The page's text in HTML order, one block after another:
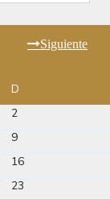
Siguiente
D
2
9
16
23